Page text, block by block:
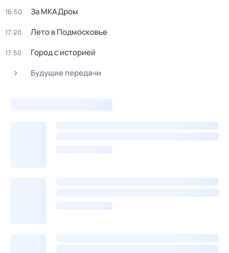
16:50 За МКАДром
17:20 Лето в Подмосковье
17:50
Город с историей
Будущие передачи